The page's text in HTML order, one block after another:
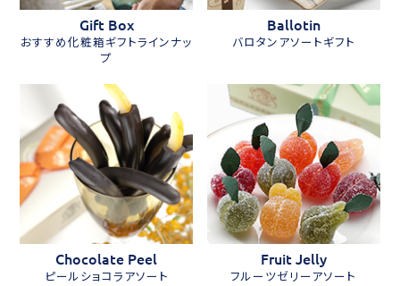
Gift Box
おすすめ化粧箱ギフトラインナッ
プ
Ballotin
バロタンアソートギフト
Chocolate Peel
ピールショコラアソート
Fruit Jelly
フルーツゼリーアソート